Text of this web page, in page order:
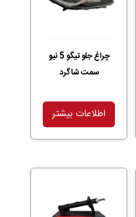
چراغ جلو تیگو 5 نیو
سمت شاگرد
اطلاعات بیشتر